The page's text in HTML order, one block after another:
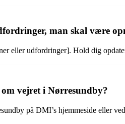
man skal være
eller udfordringer]. Hold dig
vejret i Nørresundby?
på DMI’s hjemmeside eller